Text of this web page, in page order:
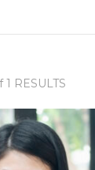
1 RESULTS